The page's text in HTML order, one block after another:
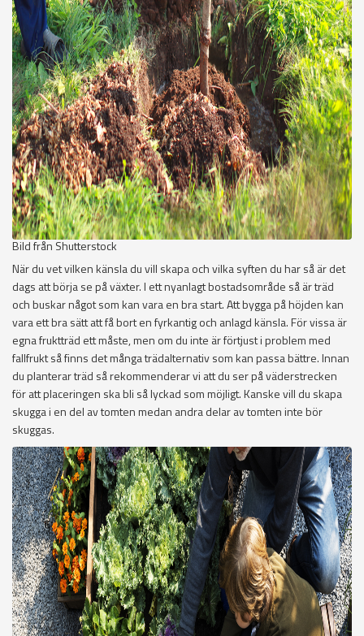
Bild från Shutterstock
När du vet vilken känsla du vill skapa och vilka syften du har så är det
dags att börja se på växter. I ett nyanlagt bostadsområde så är träd
och buskar något som kan vara en bra start. Att bygga på höjden kan
vara ett bra sätt att få bort en fyrkantig och anlagd känsla. För vissa är
egna fruktträd ett måste, men om du inte är förtjust i problem med
fallfrukt så finns det många trädalternativ som kan passa bättre. Innan
du planterar träd så rekommenderar vi att du ser på väderstrecken
för att placeringen ska bli så lyckad som möjligt. Kanske vill du skapa
skugga i en del av tomten medan andra delar av tomten inte bör
skuggas.